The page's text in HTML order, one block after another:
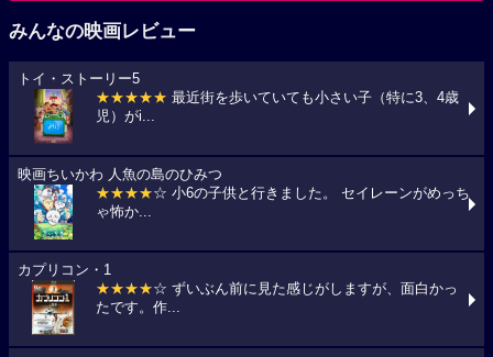
みんなの映画レビュー
トイ・ストーリー5
★★★★★ 最近街を歩いていても小さい子（特に3、4歳
児）がi...
映画ちいかわ 人魚の島のひみつ
★★★★☆ 小6の子供と行きました。 セイレーンがめっち
ゃ怖か...
カプリコン・1
★★★★☆ ずいぶん前に見た感じがしますが、面白かっ
たです。作...